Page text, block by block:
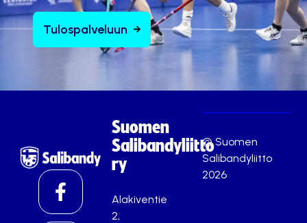
Tulospalveluun
Suomen
Salibandyliitto
ry
Alakiventie
2,
© Suomen
Salibandyliitto
2026